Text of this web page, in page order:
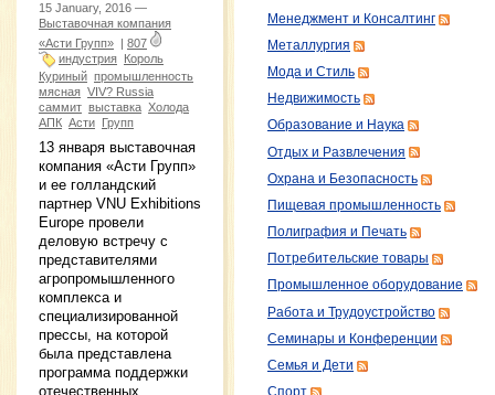
15 January, 2016 —
Выставочная компания
«Асти Групп» | 807
индустрия Король
Куриный промышленность
мясная VIV? Russia
саммит выставка Холода
АПК Асти Групп
13 января выставочная
компания «Асти Групп»
и ее голландский
партнер VNU Exhibitions
Europe провели
деловую встречу с
представителями
агропромышленного
комплекса и
специализированной
прессы, на которой
была представлена
программа поддержки
отечественных
Менеджмент и Консалтинг
Металлургия
Мода и Стиль
Недвижимость
Образование и Наука
Отдых и Развлечения
Охрана и Безопасность
Пищевая промышленность
Полиграфия и Печать
Потребительские товары
Промышленное оборудование
Работа и Трудоустройство
Семинары и Конференции
Семья и Дети
Спорт